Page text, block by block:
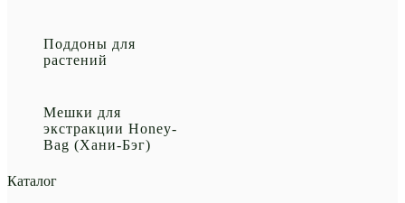
Поддоны для
растений
Мешки для
экстракции Honey-
Bag (Хани-Бэг)
Каталог